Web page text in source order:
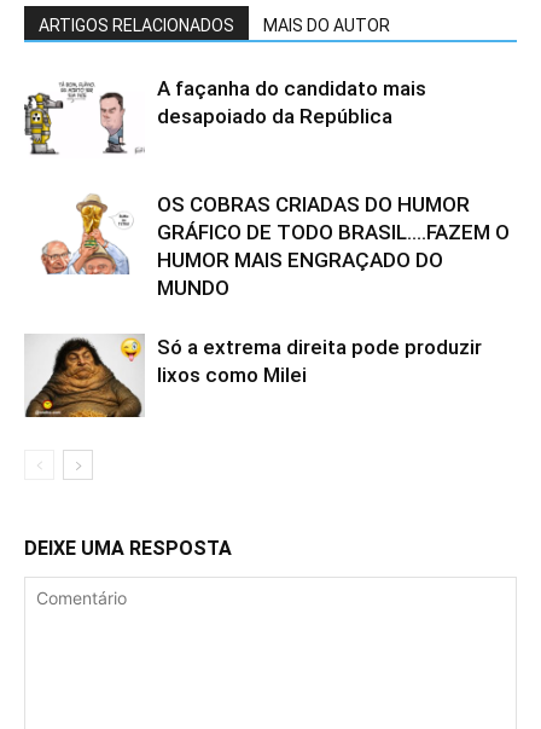
ARTIGOS RELACIONADOS MAIS DO AUTOR
A façanha do candidato mais
desapoiado da República
OS COBRAS CRIADAS DO HUMOR
GRÁFICO DE TODO BRASIL….FAZEM O
HUMOR MAIS ENGRAÇADO DO
MUNDO
Só a extrema direita pode produzir
lixos como Milei
DEIXE UMA RESPOSTA